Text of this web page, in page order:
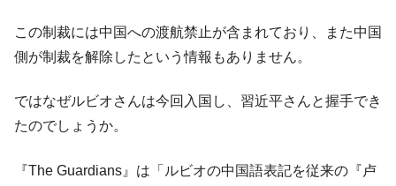
この制裁には中国への渡航禁止が含まれており、また中国
側が制裁を解除したという情報もありません。
ではなぜルビオさんは今回入国し、習近平さんと握手でき
たのでしょうか。
『The Guardians』は「ルビオの中国語表記を従来の『卢